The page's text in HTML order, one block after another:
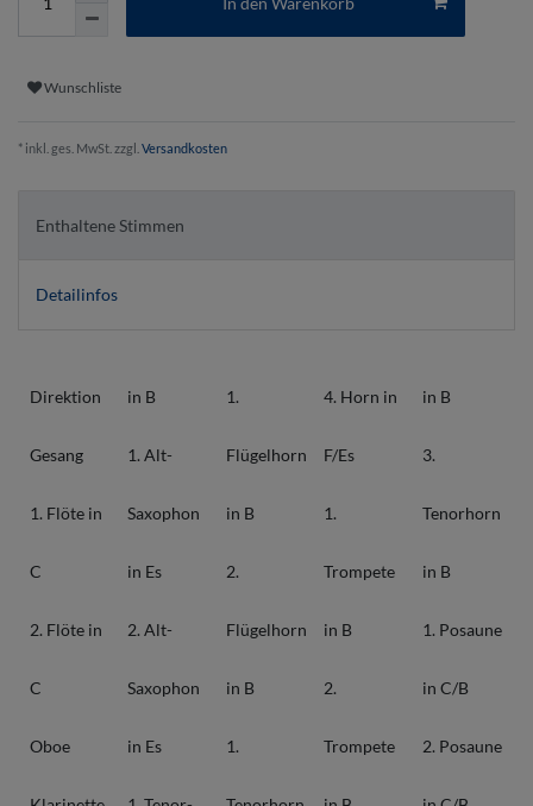
Wunschliste
* inkl. ges. MwSt. zzgl. Versandkosten
Enthaltene Stimmen
Detailinfos
Direktion
Gesang
1. Flöte in
C
2. Flöte in
C
Oboe
in B
1. Alt-
Saxophon
in Es
2. Alt-
Saxophon
in Es
1.
Flügelhorn
in B
2.
Flügelhorn
in B
1.
4. Horn in
F/Es
1.
Trompete
in B
2.
Trompete
in B
3.
Tenorhorn
in B
1. Posaune
in C/B
2. Posaune